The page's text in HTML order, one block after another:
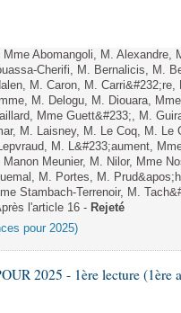
Abomangoli, M. Alexandre,
Cherifi, M. Bernalicis, M.
M. Caron, M.
M. Delogu, M. Diouara,
Mme Guett&#233;, M.
M. Laisney, M. Le Coq, M. Le
M. L&#233;aument,
Meunier, M. Nilor, Mme
M. Portes, M.
Stambach-Terrenoir, M.
l'article 16 - Rejeté
pour 2025)
2025 - 1ère lecture (1ère